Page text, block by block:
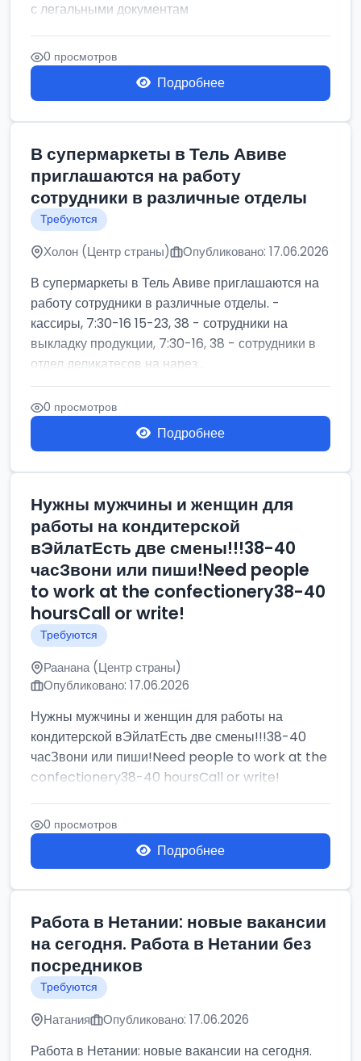
с легальными документам
0 просмотров
Подробнее
В супермаркеты в Тель Авиве
приглашаются на работу
сотрудники в различные отделы
Требуются
Холон (Центр страны) Опубликовано: 17.06.2026
В супермаркеты в Тель Авиве приглашаются на
работу сотрудники в различные отделы. -
кассиры, 7:30-16 15-23, 38 - сотрудники на
выкладку продукции, 7:30-16, 38 - сотрудники в
отдел деликатесов на нарез...
0 просмотров
Подробнее
Нужны мужчины и женщин для
работы на кондитерской
вЭйлатЕсть две смены!!!38-40
часЗвони или пиши!Need people
to work at the confectionery38-40
hoursCall or write!
Требуются
Раанана (Центр страны)
Опубликовано: 17.06.2026
Нужны мужчины и женщин для работы на
кондитерской вЭйлатЕсть две смены!!!38-40
часЗвони или пиши!Need people to work at the
confectionery38-40 hoursCall or write!
0 просмотров
Подробнее
Работа в Нетании: новые вакансии
на сегодня. Работа в Нетании без
посредников
Требуются
Натания Опубликовано: 17.06.2026
Работа в Нетании: новые вакансии на сегодня.